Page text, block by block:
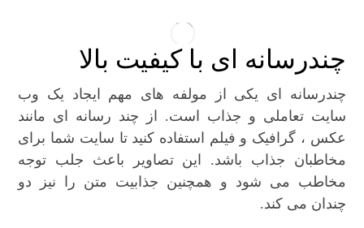
چندرسانه ای با کیفیت بالا
چندرسانه ای یکی از مولفه های مهم ایجاد یک وب
سایت تعاملی و جذاب است. از چند رسانه ای مانند
عکس ، گرافیک و فیلم استفاده کنید تا سایت شما برای
مخاطبان جذاب باشد. این تصاویر باعث جلب توجه
مخاطب می شود و همچنین جذابیت متن را نیز دو
چندان می کند.